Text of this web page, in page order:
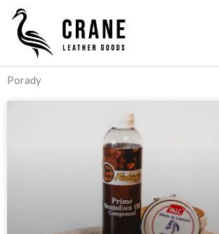
Przejdź
treści
Porady